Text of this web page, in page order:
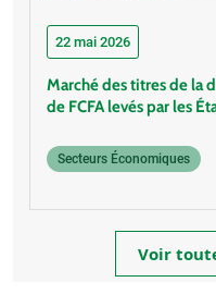
22 mai 2026
Marché des titres de la
de FCFA levés par les
Secteurs Économiques
Voir